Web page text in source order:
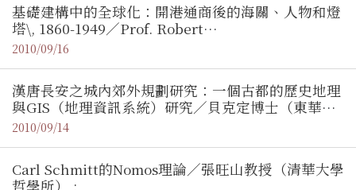
基礎建構中的全球化：開港通商後的海關、人物和燈
塔\, 1860-1949／Prof. Robert
Bickers（Departmen t of History\, University of
Bristol） :
2010/09/16
漢唐長安之城內郊外規劃研究：一個古都的歷史地理
與GIS（地理資訊系統）研究／貝克定博士（東華大
學歷史學系助理教授） :
2010/09/14
Carl Schmitt的Nomos理論／張旺山教授（清華大學
哲學所） :